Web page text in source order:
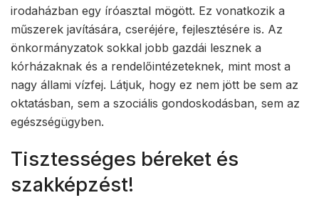
irodaházban egy íróasztal mögött. Ez vonatkozik a
műszerek javítására, cseréjére, fejlesztésére is. Az
önkormányzatok sokkal jobb gazdái lesznek a
kórházaknak és a rendelőintézeteknek, mint most a
nagy állami vízfej. Látjuk, hogy ez nem jött be sem az
oktatásban, sem a szociális gondoskodásban, sem az
egészségügyben.
Tisztességes béreket és
szakképzést!